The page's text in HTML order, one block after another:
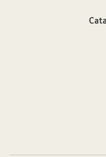
Description
des archives et